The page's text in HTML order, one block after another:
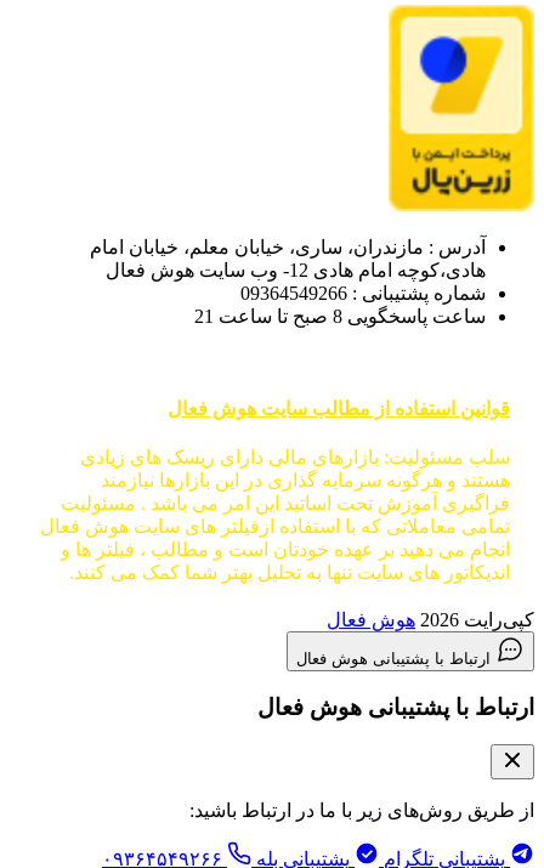
آدرس : مازندران، ساری، خیابان معلم، خیابان امام
هادی،کوچه امام هادی 12- وب سایت هوش فعال
شماره پشتیبانی : 09364549266
ساعت پاسخگویی 8 صبح تا ساعت 21
قوانین استفاده از مطالب سایت هوش فعال
سلب مسئولیت: بازارهای مالی دارای ریسک های زیادی
هستند و هرگونه سرمایه گذاری در این بازارها نیازمند
فراگیری آموزش تحت اساتید این امر می باشد . مسئولیت
تمامی معاملاتی که با استفاده ازفیلتر های سایت هوش فعال
انجام می دهید بر عهده خودتان است و مطالب ، فیلتر ها و
اندیکاتور های سایت تنها به تحلیل بهتر شما کمک می کنند.
کپی‌رایت 2026 هوش فعال
ارتباط با پشتیبانی هوش فعال
ارتباط با پشتیبانی هوش فعال
از طریق روش‌های زیر با ما در ارتباط باشید:
پشتیبانی تلگرام پشتیبانی بله ۰۹۳۶۴۵۴۹۲۶۶